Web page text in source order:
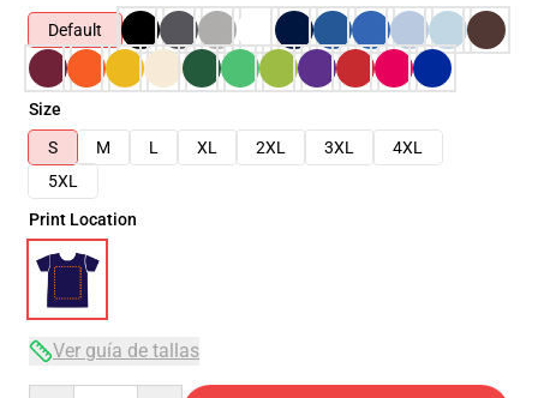
Default
Size
S
M L XL 2XL 3XL
4XL
5XL
Print Location
Ver guía de tallas